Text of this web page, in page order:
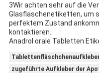
3Wir achten sehr auf die
Glasflaschenetiketten, um
perfektem Zustand
kontaktieren..
Anadrol orale Tabletten
zugeführte Aufkleber der